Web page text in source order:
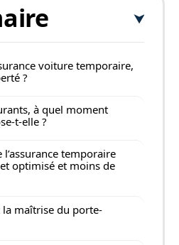
voiture temporaire,
?
à quel moment
t-elle ?
l’assurance temporaire
optimisé et moins de
maîtrise du porte-